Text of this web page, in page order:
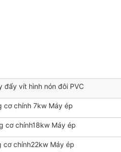
đẩy vít hình nón đôi PVC
cơ chính 7kw Máy ép
cơ chính18kw Máy ép
cơ chính22kw Máy ép